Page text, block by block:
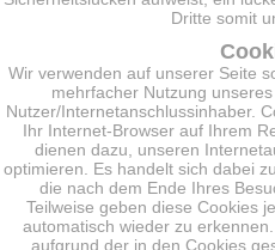
Dritte somit
Wir verwenden auf unserer Seite
mehrfacher Nutzung
Nutzer/Internetanschlussinhaber.
Ihr Internet-Browser auf Ihrem
dienen dazu, unseren
optimieren. Es handelt sich dabei
die nach dem Ende Ihres
Teilweise geben diese Cookies
automatisch wieder zu
aufgrund der in den Cookies